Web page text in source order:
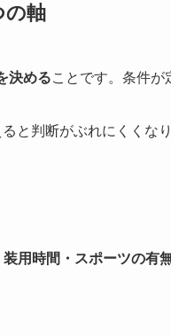
の軸
決めることです。条件が
と判断がぶれにくくなり
用時間・スポーツの有